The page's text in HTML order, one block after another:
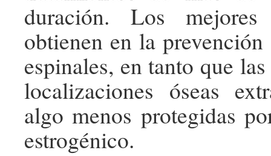
duración. Los mejores
obtienen en la
espinales, en tanto que
localizaciones óseas
algo menos protegidas
estrogénico.